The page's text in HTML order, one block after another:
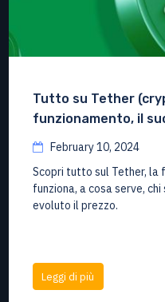
Tutto su Tether
funzionamento, il
February 10, 2024
Scopri tutto sul Tether, la
funziona, a cosa serve,
evoluto il prezzo.
Leggi di più